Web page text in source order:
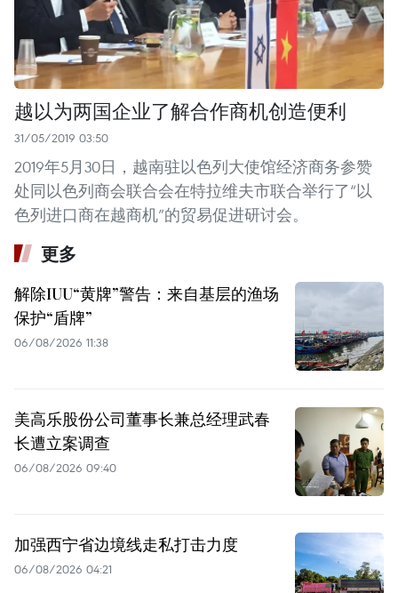
越以为两国企业了解合作商机创造便利
31/05/2019 03:50
2019年5月30日，越南驻以色列大使馆经济商务参赞
处同以色列商会联合会在特拉维夫市联合举行了“以
色列进口商在越商机”的贸易促进研讨会。
更多
解除IUU“黄牌”警告：来自基层的渔场
保护“盾牌”
06/08/2026 11:38
美高乐股份公司董事长兼总经理武春
长遭立案调查
06/08/2026 09:40
加强西宁省边境线走私打击力度
06/08/2026 04:21